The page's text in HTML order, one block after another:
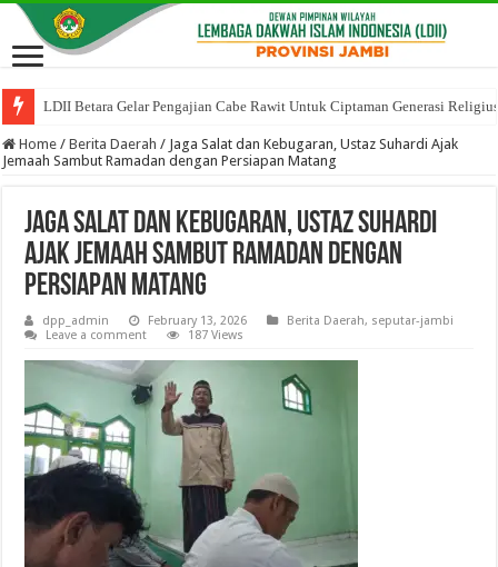
LDII Betara Gelar Pengajian Cabe Rawit Untuk Ciptaman Generasi
Home / Berita Daerah / Jaga Salat dan Kebugaran, Ustaz Suhardi Ajak
Jemaah Sambut Ramadan dengan Persiapan Matang
Jaga Salat dan Kebugaran, Ustaz Suhardi
Ajak Jemaah Sambut Ramadan dengan
Persiapan Matang
dpp_admin February 13, 2026 Berita Daerah, seputar-jambi
Leave a comment
187 Views